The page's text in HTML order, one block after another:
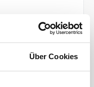
Über Cookies